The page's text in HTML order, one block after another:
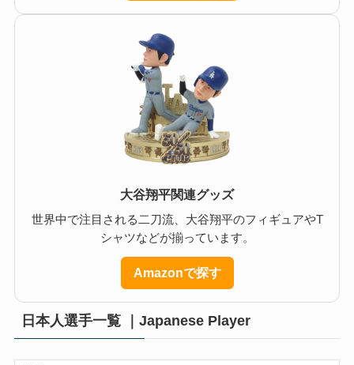
大谷翔平関連グッズ
世界中で注目される二刀流、大谷翔平のフィギュアやT
シャツなどが揃っています。
Amazonで探す
日本人選手一覧 ｜Japanese Player